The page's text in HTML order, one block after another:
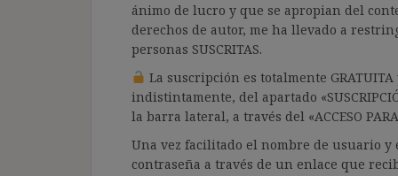
ánimo de lucro y que se apropian del
derechos de autor, me ha llevado a
personas SUSCRITAS.
La suscripción es totalmente
indistintamente, del apartado
la barra lateral, a través del «ACCESO PARA
Una vez facilitado el nombre de usuario
contraseña a través de un enlace que